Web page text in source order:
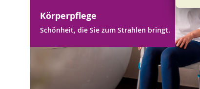
Körperpflege
Schönheit, die Sie zum Strahlen bringt.